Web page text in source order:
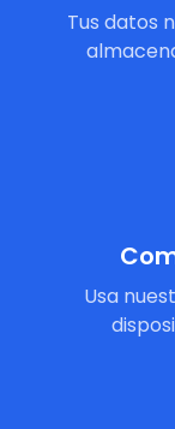
Tus datos
Usa